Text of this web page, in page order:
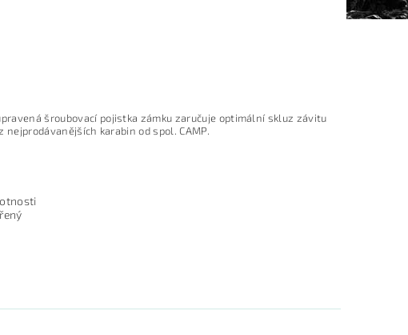
šroubovací pojistka zámku zaručuje optimální skluz závitu
karabin od spol. CAMP.